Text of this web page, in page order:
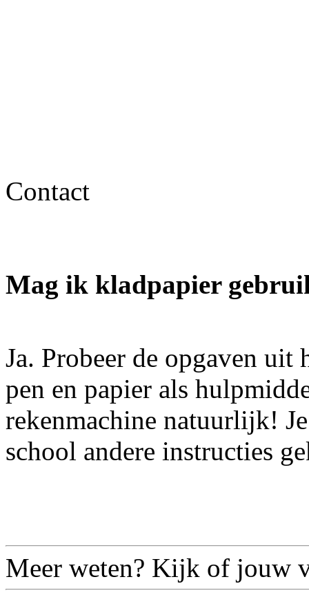
Contact
Mag ik kladpapier
Ja. Probeer de opgaven uit
pen en papier als
rekenmachine natuurlijk!
school andere instructies
Meer weten? Kijk of jouw